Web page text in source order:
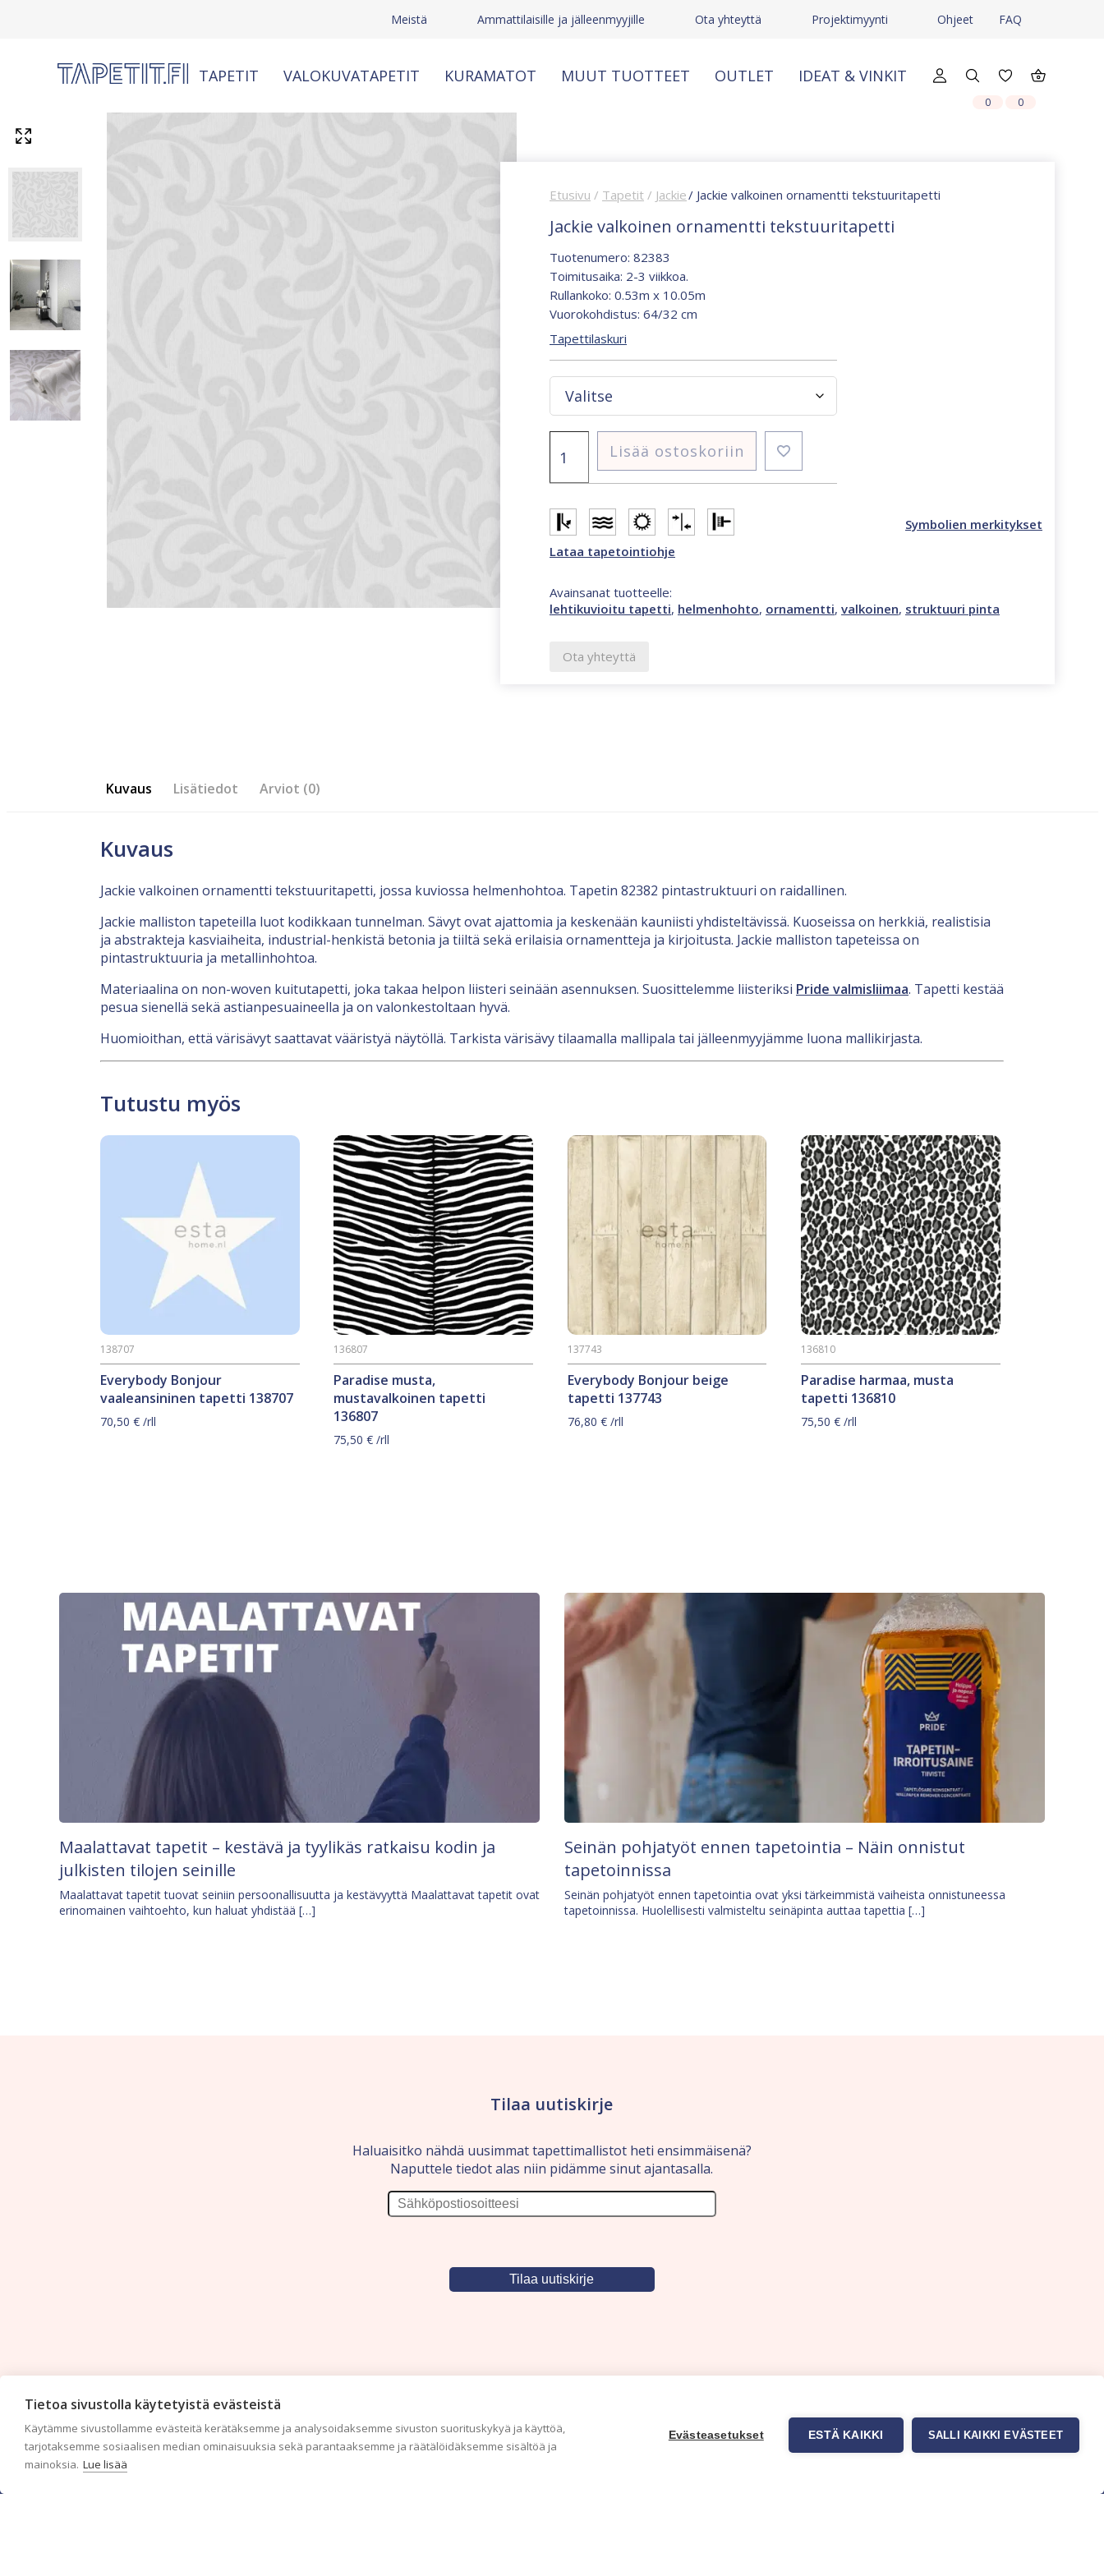
Tietoa sivustolla käytetyistä evästeistä
Käytämme sivustollamme evästeitä kerätäksemme ja analysoidaksemme sivuston suorituskykyä ja käyttöä,
tarjotaksemme sosiaalisen median ominaisuuksia sekä parantaaksemme ja räätälöidäksemme sisältöä ja
mainoksia. Lue lisää
Evästeasetukset ESTÄ KAIKKI SALLI KAIKKI EVÄSTEET
Meistä Ammattilaisille ja jälleenmyyjille Ota yhteyttä Projektimyynti Ohjeet FAQ
TAPETIT VALOKUVATAPETIT KURAMATOT MUUT TUOTTEET OUTLET IDEAT & VINKIT
0 0
Etusivu / Tapetit / Jackie/ Jackie valkoinen ornamentti tekstuuritapetti
Jackie valkoinen ornamentti tekstuuritapetti
Tuotenumero: 82383
Toimitusaika: 2-3 viikkoa.
Rullankoko: 0.53m x 10.05m
Vuorokohdistus: 64/32 cm
Tapettilaskuri
valkoinen
ornamentti
tekstuuritapetti
määrä
Lisää ostoskoriin
Symbolien merkitykset
Lataa tapetointiohje
Avainsanat tuotteelle:
lehtikuvioitu tapetti, helmenhohto, ornamentti, valkoinen, struktuuri pinta
Ota yhteyttä
Kuvaus Lisätiedot Arviot (0)
Kuvaus
Jackie valkoinen ornamentti tekstuuritapetti, jossa kuviossa helmenhohtoa. Tapetin 82382 pintastruktuuri on raidallinen.
Jackie malliston tapeteilla luot kodikkaan tunnelman. Sävyt ovat ajattomia ja keskenään kauniisti yhdisteltävissä. Kuoseissa on herkkiä, realistisia
ja abstrakteja kasviaiheita, industrial-henkistä betonia ja tiiltä sekä erilaisia ornamentteja ja kirjoitusta. Jackie malliston tapeteissa on
pintastruktuuria ja metallinhohtoa.
Materiaalina on non-woven kuitutapetti, joka takaa helpon liisteri seinään asennuksen. Suosittelemme liisteriksi Pride valmisliimaa. Tapetti kestää
pesua sienellä sekä astianpesuaineella ja on valonkestoltaan hyvä.
Huomioithan, että värisävyt saattavat vääristyä näytöllä. Tarkista värisävy tilaamalla mallipala tai jälleenmyyjämme luona mallikirjasta.
Tutustu myös
Everybody Bonjour
vaaleansininen tapetti 138707
138707
70,50 € /rll
Paradise musta,
mustavalkoinen tapetti
136807
136807
75,50€ /rll
Everybody Bonjour beige
tapetti 137743
137743
76,80 €/rll
Paradise harmaa, musta
tapetti 136810
136810
75,50€ /rll
Maalattavat tapetit – kestävä ja tyylikäs ratkaisu kodin ja
julkisten tilojen seinille
Maalattavat tapetit tuovat seiniin persoonallisuutta ja kestävyyttä Maalattavat tapetit ovat
erinomainen vaihtoehto, kun haluat yhdistää […]
Seinän pohjatyöt ennen tapetointia – Näin onnistut
tapetoinnissa
Seinän pohjatyöt ennen tapetointia ovat yksi tärkeimmistä vaiheista onnistuneessa
tapetoinnissa. Huolellisesti valmisteltu seinäpinta auttaa tapettia […]
Tilaa uutiskirje
Haluaisitko nähdä uusimmat tapettimallistot heti ensimmäisenä?
Naputtele tiedot alas niin pidämme sinut ajantasalla.